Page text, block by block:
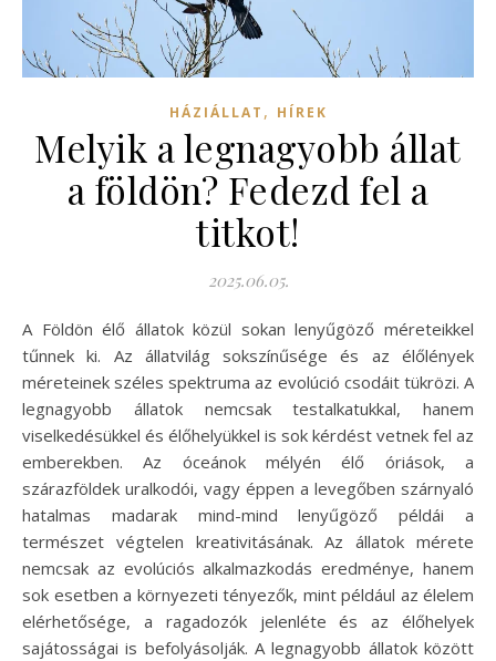
HÁZIÁLLAT , HÍREK
Melyik a legnagyobb állat
a földön? Fedezd fel a
titkot!
2025.06.05.
A Földön élő állatok közül sokan lenyűgöző méreteikkel
tűnnek ki. Az állatvilág sokszínűsége és az élőlények
méreteinek széles spektruma az evolúció csodáit tükrözi. A
legnagyobb állatok nemcsak testalkatukkal, hanem
viselkedésükkel és élőhelyükkel is sok kérdést vetnek fel az
emberekben. Az óceánok mélyén élő óriások, a
szárazföldek uralkodói, vagy éppen a levegőben szárnyaló
hatalmas madarak mind-mind lenyűgöző példái a
természet végtelen kreativitásának. Az állatok mérete
nemcsak az evolúciós alkalmazkodás eredménye, hanem
sok esetben a környezeti tényezők, mint például az élelem
elérhetősége, a ragadozók jelenléte és az élőhelyek
sajátosságai is befolyásolják. A legnagyobb állatok között